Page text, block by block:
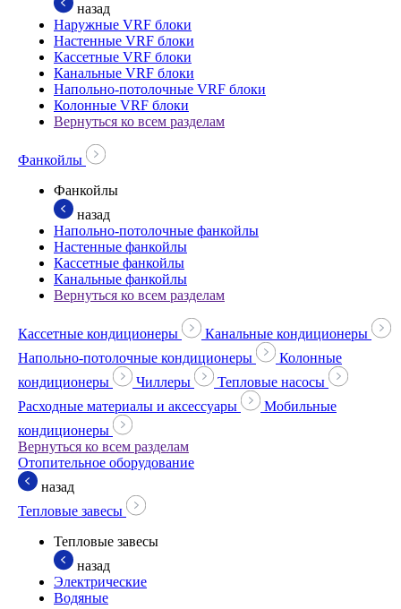
назад
Наружные VRF блоки
Настенные VRF блоки
Кассетные VRF блоки
Канальные VRF блоки
Напольно-потолочные VRF блоки
Колонные VRF блоки
Вернуться ко всем разделам
Фанкойлы
Фанкойлы
назад
Напольно-потолочные фанкойлы
Настенные фанкойлы
Кассетные фанкойлы
Канальные фанкойлы
Вернуться ко всем разделам
Кассетные кондиционеры
Канальные кондиционеры
Напольно-потолочные кондиционеры
Колонные
кондиционеры
Чиллеры
Тепловые насосы
Расходные материалы и аксессуары
Мобильные
кондиционеры
Вернуться ко всем разделам
Отопительное оборудование
назад
Тепловые завесы
Тепловые завесы
назад
Электрические
Водяные